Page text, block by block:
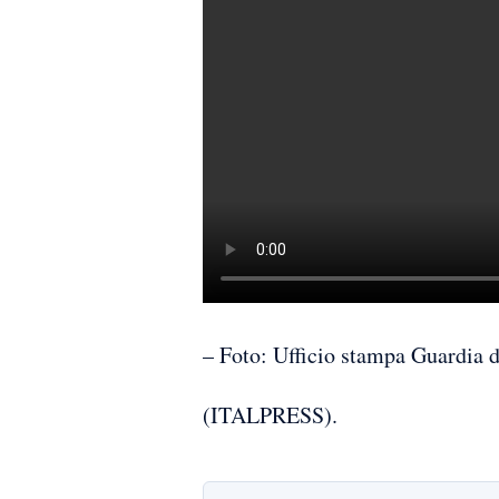
– Foto: Ufficio stampa Guardia
(ITALPRESS).